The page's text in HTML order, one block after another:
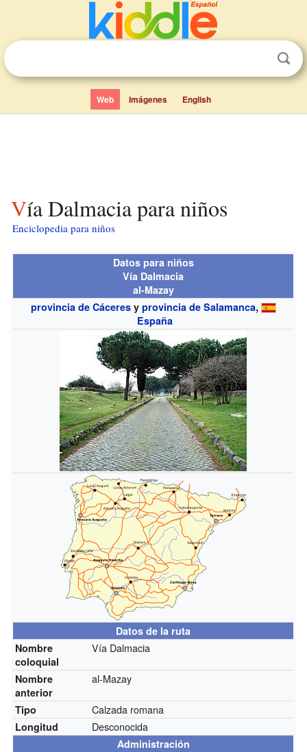
Web Imágenes English
Vía Dalmacia para niños
Enciclopedia para niños
Datos para niños
Vía Dalmacia
al-Mazay
provincia de Cáceresy provincia de Salamanca,
España
Datos de la ruta
Nombre
coloquial
Vía Dalmacia
Nombre
anterior
al-Mazay
Tipo Calzada romana
Longitud Desconocida
Administración